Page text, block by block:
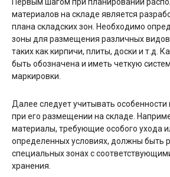
материалов на складе является
плана складских зон. Необходимо
зоны для размещения различных
таких как кирпичи, плиты, доски и т.д.
быть обозначена и иметь четкую
маркировки.
Далее следует учитывать
при его размещении на складе.
материалы, требующие особого ухода
определенных условиях, должны быть
специальных зонах с
хранения.